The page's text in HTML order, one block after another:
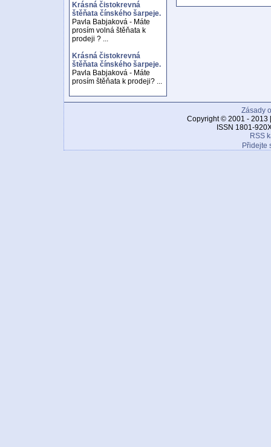
Krásná čistokrevná
štěňata čínského šarpeje.
Pavla Babjaková - Máte
prosím volná štěňata k
prodeji ? ...
Krásná čistokrevná
štěňata čínského šarpeje.
Pavla Babjaková - Máte
prosím štěňata k prodeji? ...
Zásady
Copyright © 2001 - 2013
ISSN 1801-
RSS
Přidejte